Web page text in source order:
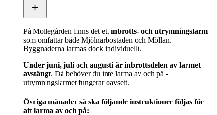
På Möllegården finns det ettinbrotts- och utrymningslarm
som omfattar både Mjölnarbostaden och Möllan.
Byggnaderna larmas dock individuellt.
Under juni, juli och augusti är inbrottsdelen av larmet
avstängt. Då behöver du inte larma av och på -
utrymningslarmet fungerar oavsett.
Övriga månader så ska följande instruktioner följas för
att larma av och på: